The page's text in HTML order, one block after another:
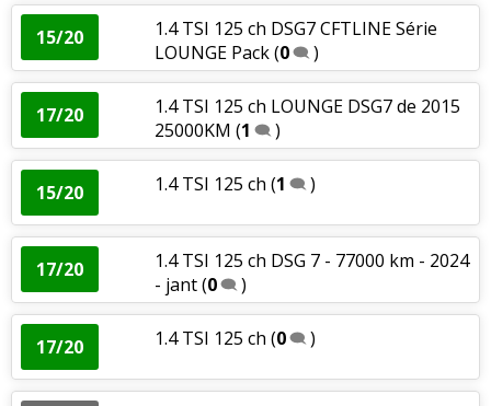
15/20
1.4 TSI 125 ch DSG7 CFTLINE Série
LOUNGE Pack(0 )
17/20
1.4 TSI 125 ch LOUNGE DSG7 de 2015
25000KM (1 )
15/20 1.4 TSI 125 ch (1 )
17/20
1.4 TSI 125 ch DSG 7 - 77000 km - 2024
- jant(0 )
17/20 1.4 TSI 125 ch (0 )